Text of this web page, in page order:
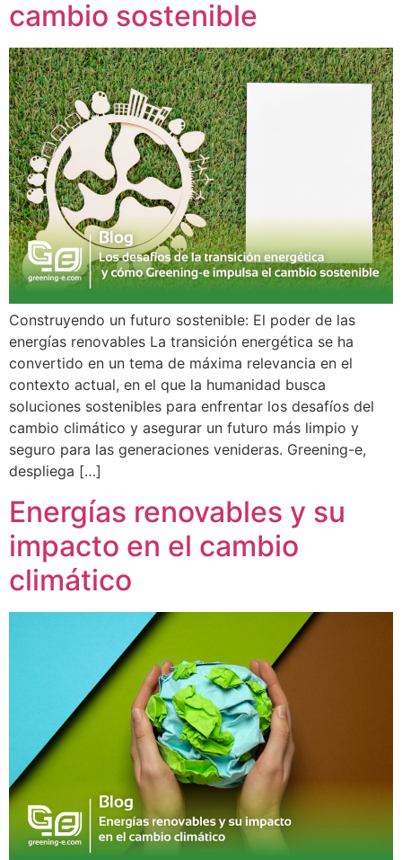
cambio sostenible
Construyendo un futuro sostenible: El poder de las
energías renovables La transición energética se ha
convertido en un tema de máxima relevancia en el
contexto actual, en el que la humanidad busca
soluciones sostenibles para enfrentar los desafíos del
cambio climático y asegurar un futuro más limpio y
seguro para las generaciones venideras. Greening-e,
despliega […]
Energías renovables y su
impacto en el cambio
climático